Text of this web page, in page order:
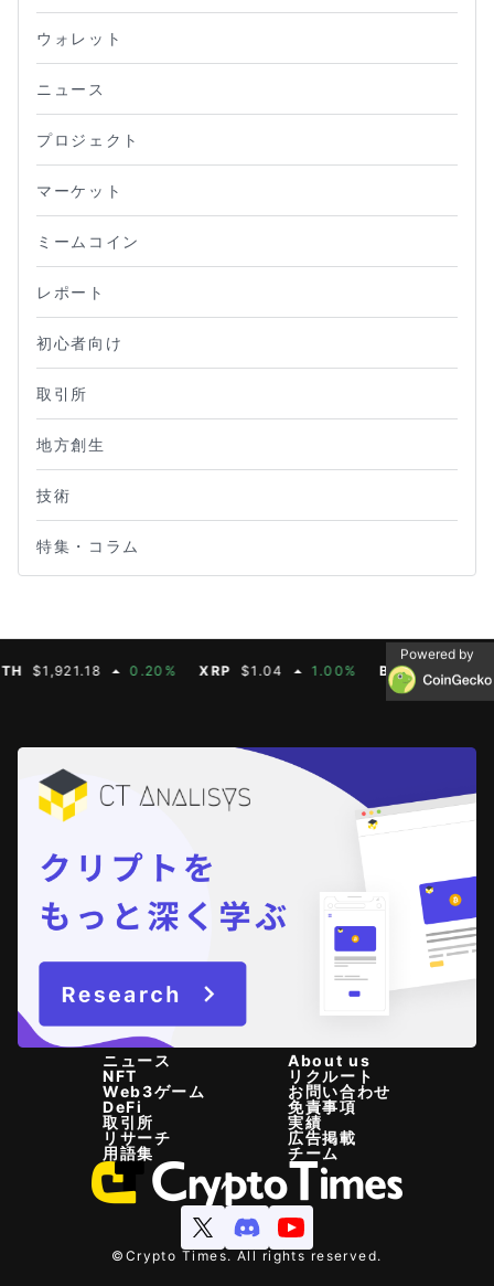
ウォレット
ニュース
プロジェクト
マーケット
ミームコイン
レポート
初心者向け
取引所
地方創生
技術
特集・コラム
0.20% XRP $1.04 1.00% BNB $604.50
Powered by
ニュース
NFT
Web3ゲーム
DeFi
取引所
リサーチ
用語集
About us
リクルート
お問い合わせ
免責事項
実績
広告掲載
チーム
©Crypto Times. All rights reserved.